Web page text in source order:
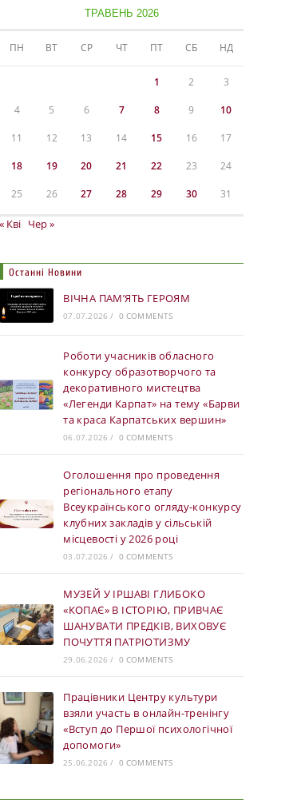
ТРАВЕНЬ 2026
ПН ВТ СР ЧТ ПТ СБ НД
1 2 3
4 5 6 7 8 9 10
11 12 13 14 15 16 17
18 19 20 21 22 23 24
25 26 27 28 29 30 31
« Кві Чер »
Останні Новини
ВІЧНА ПАМ’ЯТЬ ГЕРОЯМ
07.07.2026 / 0 COMMENTS
Роботи учасників обласного
конкурсу образотворчого та
декоративного мистецтва
«Легенди Карпат» на тему «Барви
та краса Карпатських вершин»
06.07.2026 / 0 COMMENTS
Оголошення про проведення
регіонального етапу
Всеукраїнського огляду-конкурсу
клубних закладів у сільській
місцевості у 2026 році
03.07.2026 / 0 COMMENTS
МУЗЕЙ У ІРШАВІ ГЛИБОКО
«КОПАЄ» В ІСТОРІЮ, ПРИВЧАЄ
ШАНУВАТИ ПРЕДКІВ, ВИХОВУЄ
ПОЧУТТЯ ПАТРІОТИЗМУ
29.06.2026 / 0 COMMENTS
Працівники Центру культури
взяли участь в онлайн-тренінгу
«Вступ до Першої психологічної
допомоги»
25.06.2026 / 0 COMMENTS